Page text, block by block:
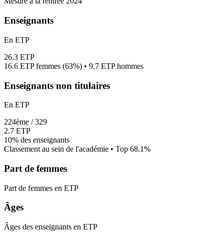
Enseignants
En ETP
26.3 ETP
16.6 ETP femmes (63%) • 9.7 ETP hommes
Enseignants non titulaires
En ETP
224ème /329
2.7 ETP
10% des enseignants
Classement au sein de l'académie • Top 68.1%
Part de femmes
Part de femmes en ETP
Âges
Âges des enseignants en ETP